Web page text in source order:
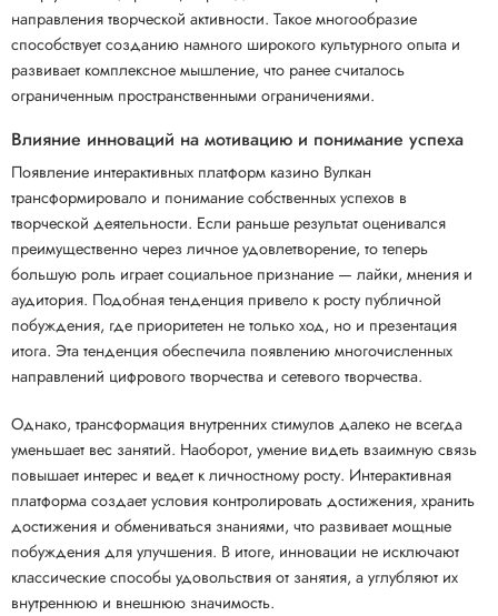
направления творческой активности. Такое многообразие
способствует созданию намного широкого культурного опыта и
развивает комплексное мышление, что ранее считалось
ограниченным пространственными ограничениями.
Влияние инноваций на мотивацию и понимание успеха
Появление интерактивных платформ казино Вулкан
трансформировало и понимание собственных успехов в
творческой деятельности. Если раньше результат оценивался
преимущественно через личное удовлетворение, то теперь
большую роль играет социальное признание — лайки, мнения и
аудитория. Подобная тенденция привело к росту публичной
побуждения, где приоритетен не только ход, но и презентация
итога. Эта тенденция обеспечила появлению многочисленных
направлений цифрового творчества и сетевого творчества.
Однако, трансформация внутренних стимулов далеко не всегда
уменьшает вес занятий. Наоборот, умение видеть взаимную связь
повышает интерес и ведет к личностному росту. Интерактивная
платформа создает условия контролировать достижения, хранить
достижения и обмениваться знаниями, что развивает мощные
побуждения для улучшения. В итоге, инновации не исключают
классические способы удовольствия от занятия, а углубляют их
внутреннюю и внешнюю значимость.